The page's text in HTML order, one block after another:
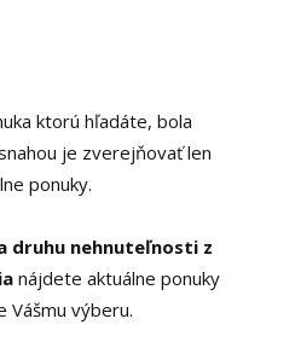
ktorú hľadáte, bola
je zverejňovať len
ponuky.
druhu nehnuteľnosti z
nájdete aktuálne ponuky
Vášmu výberu.